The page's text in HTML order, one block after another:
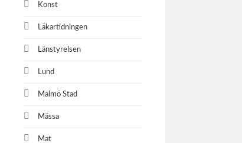
Konst
Läkartidningen
Länstyrelsen
Lund
Malmö Stad
Mässa
Mat